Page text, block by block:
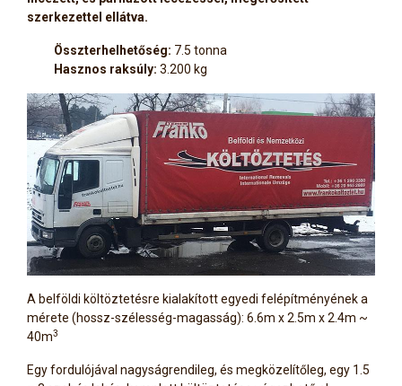
szerkezettel ellátva.
Összterhelhetőség: 7.5 tonna
Hasznos raksúly: 3.200 kg
A belföldi költöztetésre kialakított egyedi felépítményének a
mérete (hossz-szélesség-magasság): 6.6m x 2.5m x 2.4m ~
40m3
Egy fordulójával nagyságrendileg, és megközelítőleg, egy 1.5